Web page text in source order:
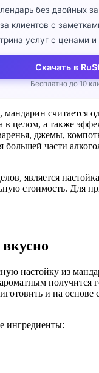
без двойных
клиентов с
услуг с ценами и
Скачать в
Бесплатно до 10
целом, а также
джемы,
большей части
является
стоимость. Для
настойку из
и на
ингредиенты: